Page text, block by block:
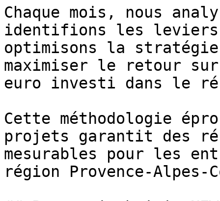
Chaque mois, nous
identifions les leviers
optimisons la
maximiser le retour sur
euro investi dans le
Cette méthodologie
projets garantit des
mesurables pour les
région Provence-Alpes-